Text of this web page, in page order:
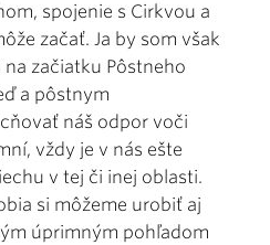
spojenie s Cirkvou a
začať. Ja by som však
začiatku Pôstneho
a pôstnym
náš odpor voči
vždy je v nás ešte
v tej či inej oblasti.
si môžeme urobiť aj
úprimným pohľadom